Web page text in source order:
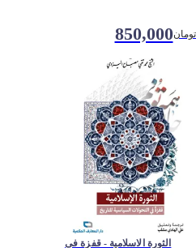
850,000تومان
الثورة الاسلامیة - قفزة فی